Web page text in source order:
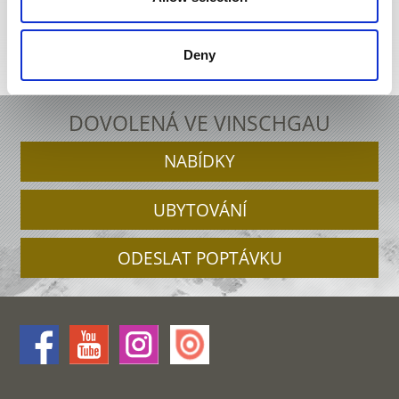
Deny
DOVOLENÁ VE VINSCHGAU
NABÍDKY
UBYTOVÁNÍ
ODESLAT POPTÁVKU